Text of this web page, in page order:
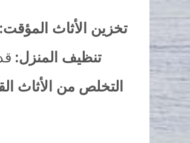
تخزين الأثاث المؤقت:
تنظيف المنزل:
التخلص من الأثاث